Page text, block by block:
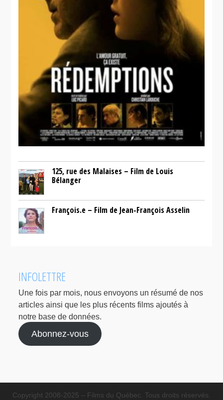
125, rue des Malaises – Film de Louis
Bélanger
François.e – Film de Jean-François Asselin
INFOLETTRE
Une fois par mois, nous envoyons un résumé de nos
articles ainsi que les plus récents films ajoutés à
notre base de données.
Abonnez-vous
Copyright 2008-2025 – Films du Québec. Tous droits réservés.